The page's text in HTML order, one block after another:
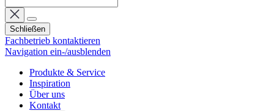
Schließen
Fachbetrieb kontaktieren
Navigation ein-/ausblenden
Produkte & Service
Inspiration
Über uns
Kontakt